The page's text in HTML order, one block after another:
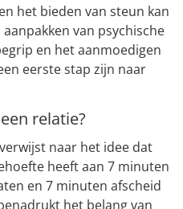
het bieden van steun kan
van psychische
en het aanmoedigen
eerste stap zijn naar
relatie?
naar het idee dat
heeft aan 7 minuten
en 7 minuten afscheid
het belang van